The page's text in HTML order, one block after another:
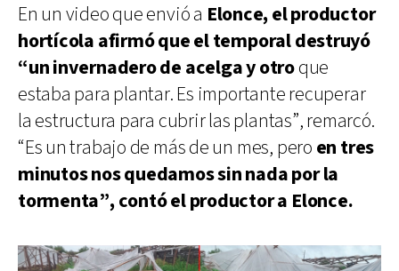
En un video que envió a Elonce, el productor
hortícola afirmó que el temporal destruyó
“un invernadero de acelga y otroque
estaba para plantar. Es importante recuperar
la estructura para cubrir las plantas”, remarcó.
“Es un trabajo de más de un mes, pero en tres
minutos nos quedamos sin nada por la
tormenta”, contó el productor a Elonce.